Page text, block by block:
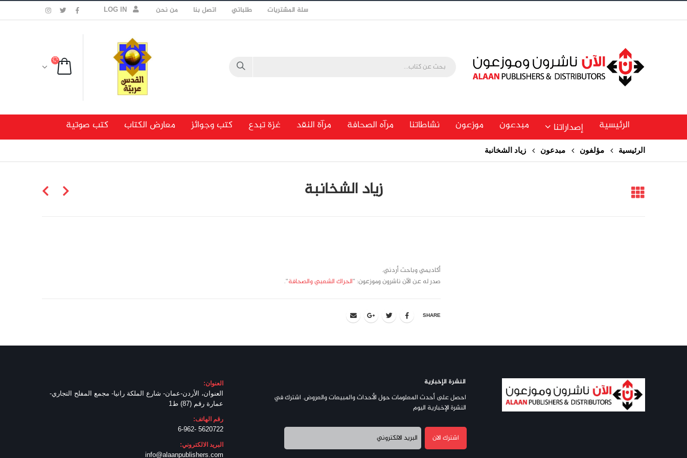
سلة المشتريات طلباتي اتصل بنا من نحن LOG IN
الرئيسية إصداراتنا مبدعون موزعون نشاطاتنا مرآه الصحافة مرآة النقد غزة تبدع كتب وجوائز معارض الكتاب كتب صوتية
الرئيسية مؤلفون مبدعون زياد الشخانبة
زياد الشخانبة
أكاديمي وباحث أردني.
صدر له عن الآن ناشرون وموزعون: “الحراك الشعبي والصحافة“.
SHARE
النشرة الإخبارية
احصل على أحدث المعلومات حول الأحداث والمبيعات والعروض. اشترك في
النشرة الإخبارية اليوم
العنوان:
العنوان، الأردن-عمان- شارع الملكة رانيا- مجمع المفلح التجاري-
عمارة رقم (87) ط1
رقم الهاتف:
5620722 -6-962
البريد الالكتروني:
info@alaanpublishers.com